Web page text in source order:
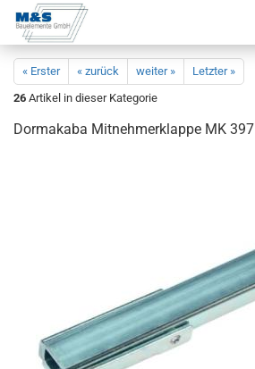
« Erster « zurück weiter »
Letzter »
26 Artikel in dieser Kategorie
Dor­ma­ka­ba Mit­neh­mer­klap­pe MK 397